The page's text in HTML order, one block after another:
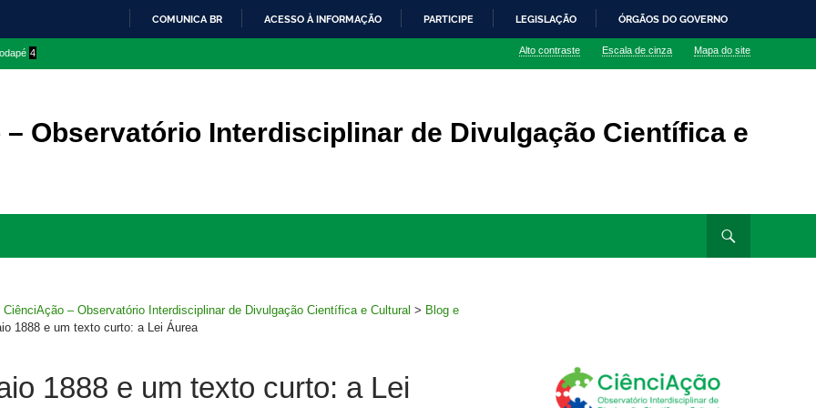
O
COMUNICA BR ACESSO À INFORMAÇÃO PARTICIPE LEGISLAÇÃO ÓRGÃOS DO GOVERNO
4 Alto contraste Escala de cinza Mapa do site
– Observatório Interdisciplinar de Divulgação Científica e
CiênciAção – Observatório Interdisciplinar de Divulgação Científica e Cultural > Blog e
1888 e um texto curto: a Lei Áurea
1888 e um texto curto: a Lei